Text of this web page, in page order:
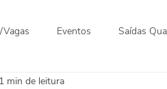
Vagas Eventos Saídas
1 min de leitura